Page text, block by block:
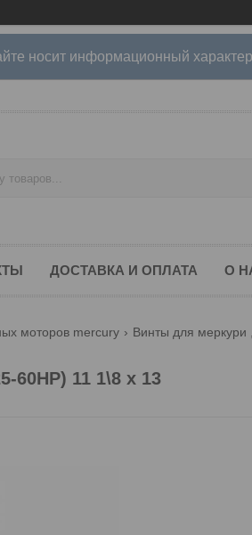
носит информационный
ДОСТАВКА И ОПЛАТА О
моторов mercury Винты для меркури
60HP) 11 1\8 х 13